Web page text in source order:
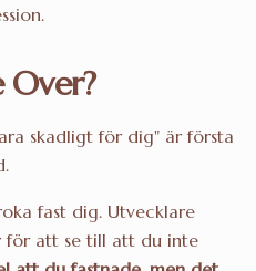
Over?
skadligt för dig" är första
fast dig. Utvecklare
för att se till att du inte